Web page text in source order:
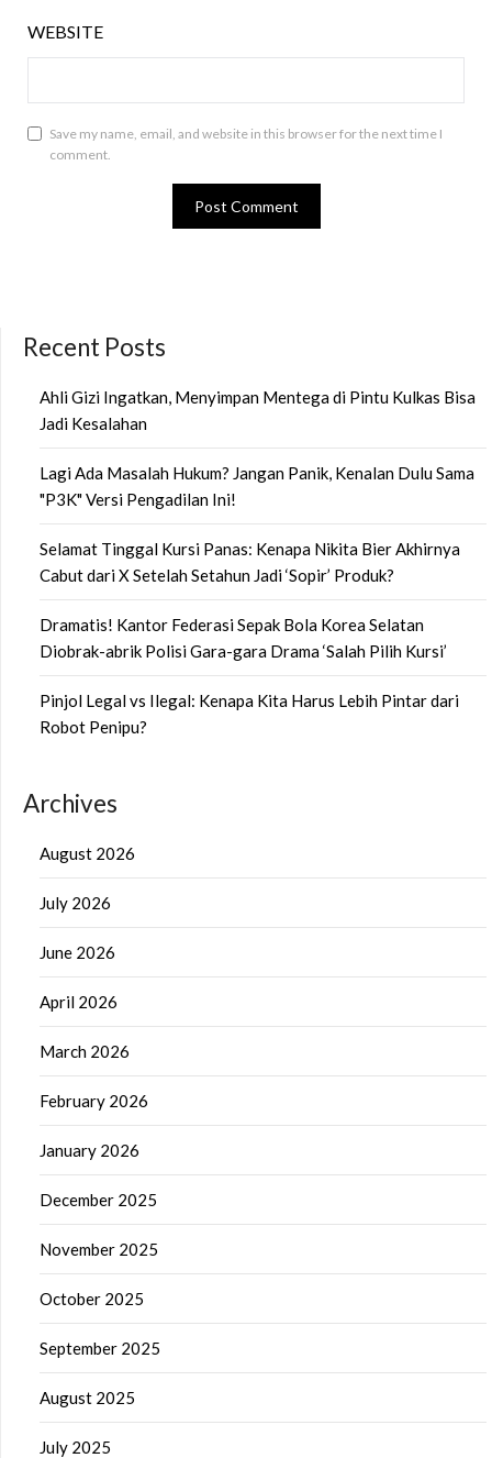
WEBSITE
Save my name, email, and website in this browser for the next time I
comment.
Recent Posts
Ahli Gizi Ingatkan, Menyimpan Mentega di Pintu Kulkas Bisa
Jadi Kesalahan
Lagi Ada Masalah Hukum? Jangan Panik, Kenalan Dulu Sama
"P3K" Versi Pengadilan Ini!
Selamat Tinggal Kursi Panas: Kenapa Nikita Bier Akhirnya
Cabut dari X Setelah Setahun Jadi ‘Sopir’ Produk?
Dramatis! Kantor Federasi Sepak Bola Korea Selatan
Diobrak-abrik Polisi Gara-gara Drama ‘Salah Pilih Kursi’
Pinjol Legal vs Ilegal: Kenapa Kita Harus Lebih Pintar dari
Robot Penipu?
Archives
August 2026
July 2026
June 2026
April 2026
March 2026
February 2026
January 2026
December 2025
November 2025
October 2025
September 2025
August 2025
July 2025